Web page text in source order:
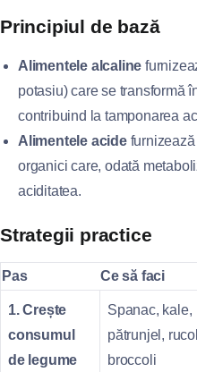
Principiul de bază
Alimentele alcaline
potasiu) care se transformă
contribuind la tamponarea
Alimentele acidefurnizează
organici care, odată
aciditatea.
Strategii practice
Pas Ce să faci
1. Crește
consumul
de legume
Spanac, kale,
pătrunjel,
broccoli